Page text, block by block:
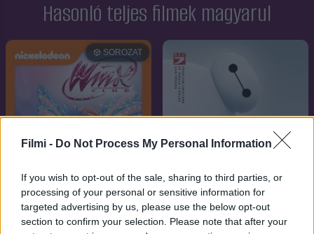
Filmi - Do Not Process My Personal Information
If you wish to opt-out of the sale, sharing to third parties, or
processing of your personal or sensitive information for
targeted advertising by us, please use the below opt-out
section to confirm your selection. Please note that after your
Hasonló teljes filmek magyarul
SOROZAT